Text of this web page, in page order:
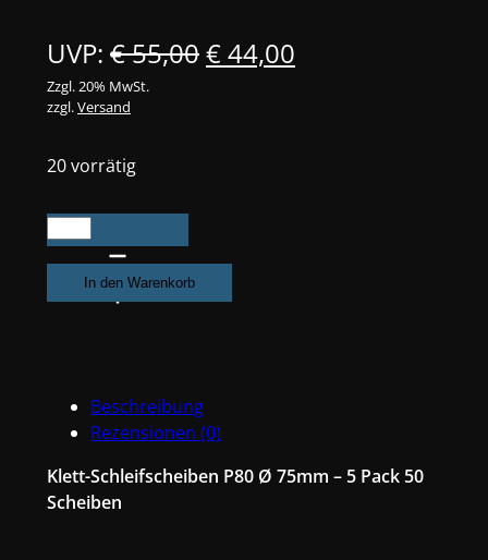
UVP: €55,00Ursprünglicher
€44,00
Zzgl. 20% MwSt.
zzgl.Versand
20 vorrätig
250X
Exzenter
Schleifpapier
/
75mm
7
Loch
In den Warenkorb
Beschreibung
Rezensionen (0)
Klett-Schleifscheiben P80 Ø 75mm – 5 Pack 50
Scheiben